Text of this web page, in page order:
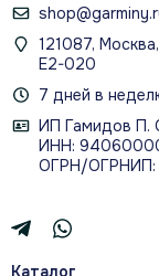
set to go. No need
shot.121087,
Е2-020
7 дней в
ИП Гамидов П.
ИНН:
ОГРН/ОГРНИП: